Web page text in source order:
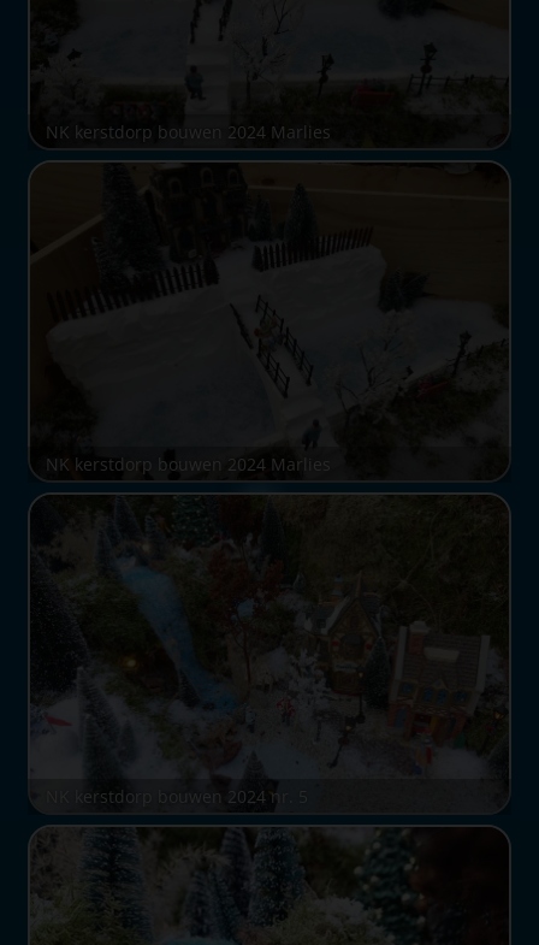
NK kerstdorp bouwen 2024 Marlies
NK kerstdorp bouwen 2024 Marlies
NK kerstdorp bouwen 2024 nr. 5